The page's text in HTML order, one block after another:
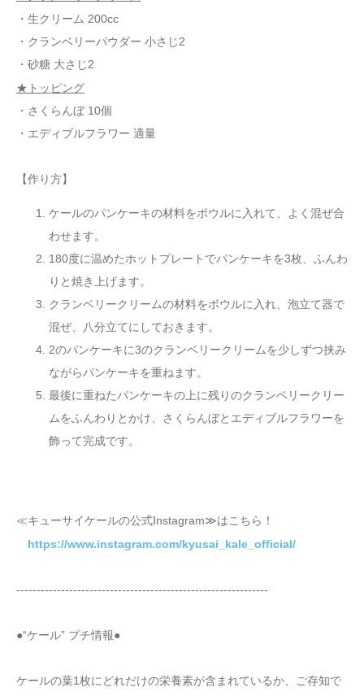
・生クリーム 200cc
・クランベリーパウダー 小さじ2
・砂糖 大さじ2
★トッピング
・さくらんぼ 10個
・エディブルフラワー 適量
【作り方】
ケールのパンケーキの材料をボウルに入れて、よく混ぜ合
わせます。
180度に温めたホットプレートでパンケーキを3枚、ふんわ
りと焼き上げます。
クランベリークリームの材料をボウルに入れ、泡立て器で
混ぜ、八分立てにしておきます。
2のパンケーキに3のクランベリークリームを少しずつ挟み
ながらパンケーキを重ねます。
最後に重ねたパンケーキの上に残りのクランベリークリー
ムをふんわりとかけ、さくらんぼとエディブルフラワーを
飾って完成です。
≪キューサイケールの公式Instagram≫はこちら！
https://www.instagram.com/kyusai_kale_official/
--------------------------------------------------------------
●“ケール” プチ情報●
ケールの葉1枚にどれだけの栄養素が含まれているか、ご存知で